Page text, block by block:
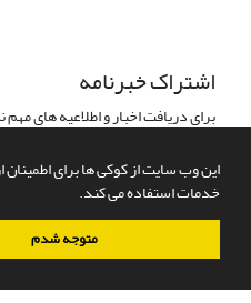
این وب سایت از کوکی ها برای اطمینان
خدمات استفاده می کند.
متوجه شدم
اشتراک خبرنامه
برای دریافت اخبار و اطلاعیه های